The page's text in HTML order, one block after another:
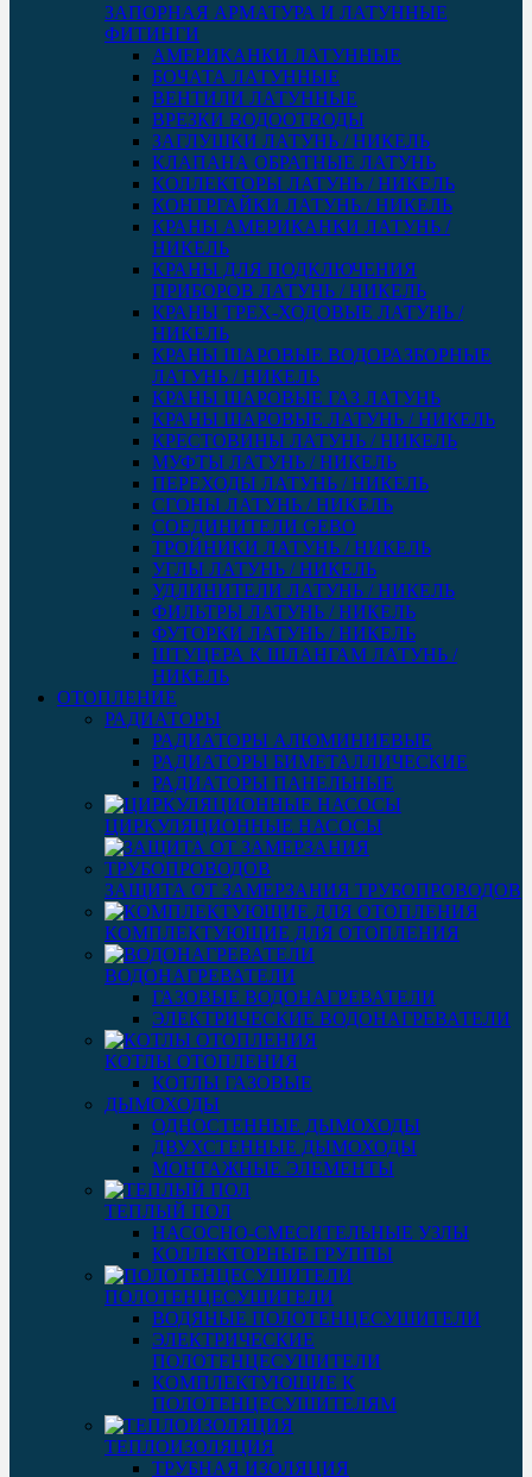
ЗАПОРНАЯ АРМАТУРА И ЛАТУННЫЕ
ФИТИНГИ
АМЕРИКАНКИ ЛАТУННЫЕ
БОЧАТА ЛАТУННЫЕ
ВЕНТИЛИ ЛАТУННЫЕ
ВРЕЗКИ ВОДООТВОДЫ
ЗАГЛУШКИ ЛАТУНЬ / НИКЕЛЬ
КЛАПАНА ОБРАТНЫЕ ЛАТУНЬ
КОЛЛЕКТОРЫ ЛАТУНЬ / НИКЕЛЬ
КОНТРГАЙКИ ЛАТУНЬ / НИКЕЛЬ
КРАНЫ АМЕРИКАНКИ ЛАТУНЬ /
НИКЕЛЬ
КРАНЫ ДЛЯ ПОДКЛЮЧЕНИЯ
ПРИБОРОВ ЛАТУНЬ / НИКЕЛЬ
КРАНЫ ТРЕХ-ХОДОВЫЕ ЛАТУНЬ /
НИКЕЛЬ
КРАНЫ ШАРОВЫЕ ВОДОРАЗБОРНЫЕ
ЛАТУНЬ / НИКЕЛЬ
КРАНЫ ШАРОВЫЕ ГАЗ ЛАТУНЬ
КРАНЫ ШАРОВЫЕ ЛАТУНЬ / НИКЕЛЬ
КРЕСТОВИНЫ ЛАТУНЬ / НИКЕЛЬ
МУФТЫ ЛАТУНЬ / НИКЕЛЬ
ПЕРЕХОДЫ ЛАТУНЬ / НИКЕЛЬ
СГОНЫ ЛАТУНЬ / НИКЕЛЬ
СОЕДИНИТЕЛИ GEBO
ТРОЙНИКИ ЛАТУНЬ / НИКЕЛЬ
УГЛЫ ЛАТУНЬ / НИКЕЛЬ
УДЛИНИТЕЛИ ЛАТУНЬ / НИКЕЛЬ
ФИЛЬТРЫ ЛАТУНЬ / НИКЕЛЬ
ФУТОРКИ ЛАТУНЬ / НИКЕЛЬ
ШТУЦЕРА К ШЛАНГАМ ЛАТУНЬ /
НИКЕЛЬ
ОТОПЛЕНИЕ
РАДИАТОРЫ
РАДИАТОРЫ АЛЮМИНИЕВЫЕ
РАДИАТОРЫ БИМЕТАЛЛИЧЕСКИЕ
РАДИАТОРЫ ПАНЕЛЬНЫЕ
ЦИРКУЛЯЦИОННЫЕ НАСОСЫ
ЗАЩИТА ОТ ЗАМЕРЗАНИЯ ТРУБОПРОВОДОВ
КОМПЛЕКТУЮЩИЕ ДЛЯ ОТОПЛЕНИЯ
ВОДОНАГРЕВАТЕЛИ
ГАЗОВЫЕ ВОДОНАГРЕВАТЕЛИ
ЭЛЕКТРИЧЕСКИЕ ВОДОНАГРЕВАТЕЛИ
КОТЛЫ ОТОПЛЕНИЯ
КОТЛЫ ГАЗОВЫЕ
ДЫМОХОДЫ
ОДНОСТЕННЫЕ ДЫМОХОДЫ
ДВУХСТЕННЫЕ ДЫМОХОДЫ
МОНТАЖНЫЕ ЭЛЕМЕНТЫ
ТЕПЛЫЙ ПОЛ
НАСОСНО-СМЕСИТЕЛЬНЫЕ УЗЛЫ
КОЛЛЕКТОРНЫЕ ГРУППЫ
ПОЛОТЕНЦЕСУШИТЕЛИ
ВОДЯНЫЕ ПОЛОТЕНЦЕСУШИТЕЛИ
ЭЛЕКТРИЧЕСКИЕ
ПОЛОТЕНЦЕСУШИТЕЛИ
КОМПЛЕКТУЮЩИЕ К
ПОЛОТЕНЦЕСУШИТЕЛЯМ
ТЕПЛОИЗОЛЯЦИЯ
ТРУБНАЯ ИЗОЛЯЦИЯ